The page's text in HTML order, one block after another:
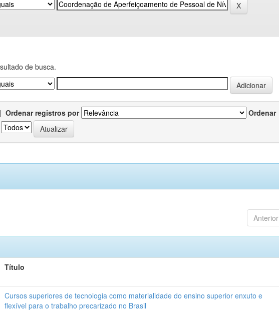
de busca.
| Ordenar registros por
Ordenar
Anterior
Título
Cursos superiores de tecnologia como materialidade do ensino superior enxuto e
flexível para o trabalho precarizado no Brasil